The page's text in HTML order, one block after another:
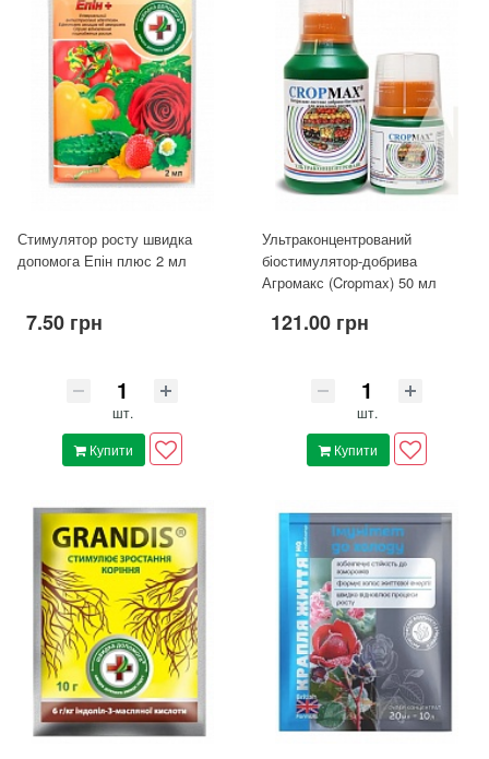
Стимулятор росту швидка
допомога Епін плюс 2 мл
7.50 грн
шт.
Купити
Ультраконцентрований
біостимулятор-добрива
Агромакс (Cropmax) 50 мл
121.00 грн
шт.
Купити